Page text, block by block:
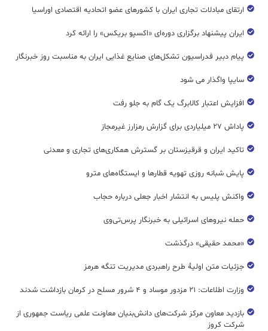
ارتقای مبادلات تجاری ایران با کشورهای عضو اتحادیه اقتصادی اوراسیا
ایران پیشنهاد برگزاری دوره‌ای «اکسپو بریکس» را ارائه کرد
پیام دبیر فدراسیون تشکل‌های صنایع غذایی ایران به مناسبت روز خبرنگار
سایپا واگذار می شود
افزایش اعتبار کالابرگ یک گام به جلو رفت
پاداش ۲۷ میلیاردی برای گزارش رمزارز غیرمجاز
تاکید ایران و قرقیزستان بر گسترش همکاری‌های تجاری و معدنی
پایش شبانه روزی تهویه قطار‌ها و ایستگاه‌های مترو
واکنش پلیس به انتشار اخبار جعلی درباره حجاب
حمله نیروهای اسرائیلی به خبرنگار پرس‌تی‌وی
«محمد حقیقی» درگذشت
جزئیات متن اولیۀ طرح راهبردی مدیریت تنگه هرمز
وزارت اطلاعات: ۲۱ مزدور موساد و ۴ شرور مسلح در کرمان بازداشت شدند
بازدید معاون مرکز شرکت‌های دانش‌بنیان معاونت علمی ریاست جمهوری از
شرکت کروز